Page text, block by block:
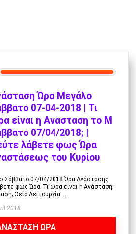
Ώρα Μεγάλο
07-04-2018 | Τι
είναι η Ανασταση το Μ
07/04/2018; |
λάβετε φως Ώρα
του Κυρίου
Σάββατο 07/04/2018 Ώρα Ανάστασης
φως Ώρα; Τι ώρα είναι η Ανάσταση;
Θεία Λειτουργία ...
2018
ΩΡΑ